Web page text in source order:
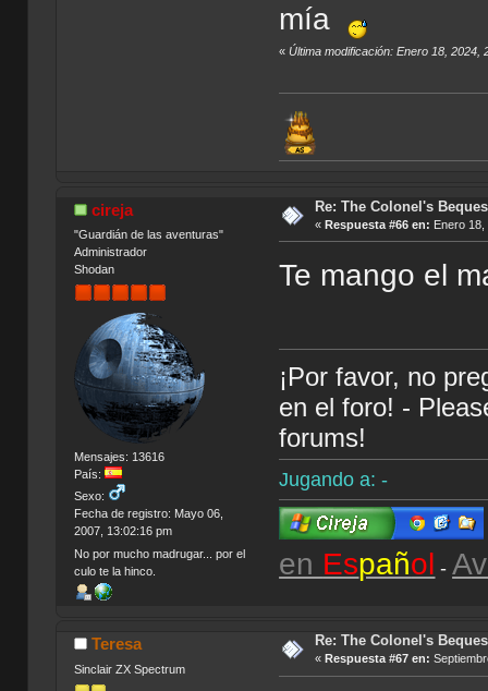
mía
«Última modificación: Enero 18, 2024,
cireja
"Guardián de las aventuras"
Administrador
Shodan
Mensajes: 13616
País:
Sexo:
Fecha de registro: Mayo 06,
2007, 13:02:16 pm
No por mucho madrugar... por el
culo te la hinco.
Re: The Colonel's
« Respuesta #66 en: Enero
Te mango el
¡Por favor, no
en el foro! -
forums!
Jugando a: -
en Español -
Teresa
Sinclair ZX Spectrum
Re: The Colonel's
« Respuesta #67 en: